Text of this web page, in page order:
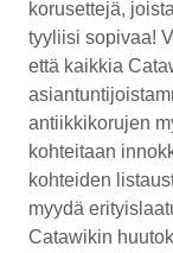
korusettejä,
tyyliisi sopivaa!
että kaikkia
antiikkikorujen
kohteitaan
kohteiden
myydä
Catawikin